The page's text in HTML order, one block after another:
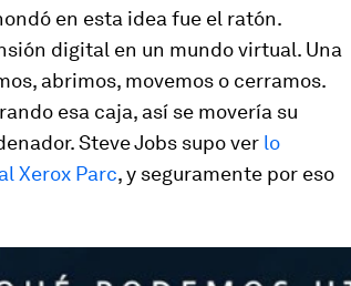
en esta idea fue el ratón.
digital en un mundo virtual. Una
abrimos, movemos o cerramos.
esa caja, así se movería su
Steve Jobs supo ver lo
Xerox Parc, y seguramente por eso